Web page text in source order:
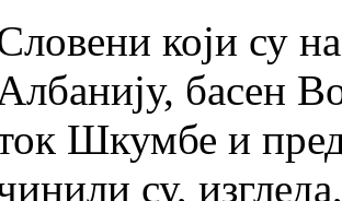
који су
басен
Шкумбе и
су,